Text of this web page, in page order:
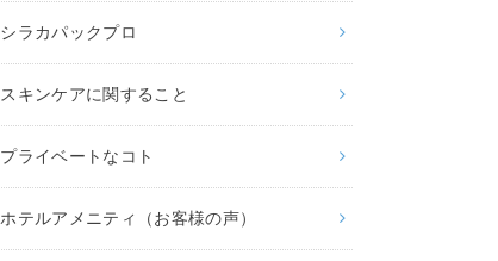
シラカパックプロ
スキンケアに関すること
プライベートなコト
ホテルアメニティ（お客様の声）